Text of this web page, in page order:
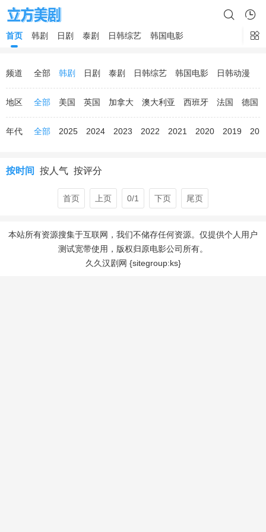
首页 韩剧 日剧 泰剧 日韩综艺 韩国电影
频道 全部 韩剧 日剧 泰剧 日韩综艺 韩国电影 日韩动漫
地区 全部 美国 英国 加拿大 澳大利亚 西班牙 法国 德国
年代 全部 2025 2024 2023 2022 2021 2020 2019
按时间 按人气 按评分
首页 上页 0/1 下页 尾页
本站所有资源搜集于互联网，我们不储存任何资源。仅提供个人用户
测试宽带使用，版权归原电影公司所有。
久久汉剧网 {sitegroup:ks}